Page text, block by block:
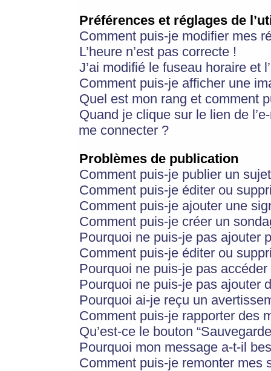
Préférences et réglages de
Comment puis-je modifier mes
L’heure n’est pas correcte !
J’ai modifié le fuseau horaire et
Comment puis-je afficher une
Quel est mon rang et comment
Quand je clique sur le lien de
me connecter ?
Problèmes de publication
Comment puis-je publier un
Comment puis-je éditer ou
Comment puis-je ajouter une
Comment puis-je créer un
Pourquoi ne puis-je pas ajouter
Comment puis-je éditer ou
Pourquoi ne puis-je pas
Pourquoi ne puis-je pas ajouter
Pourquoi ai-je reçu un
Comment puis-je rapporter des
Qu’est-ce le bouton
Pourquoi mon message a-t-il
Comment puis-je remonter mes